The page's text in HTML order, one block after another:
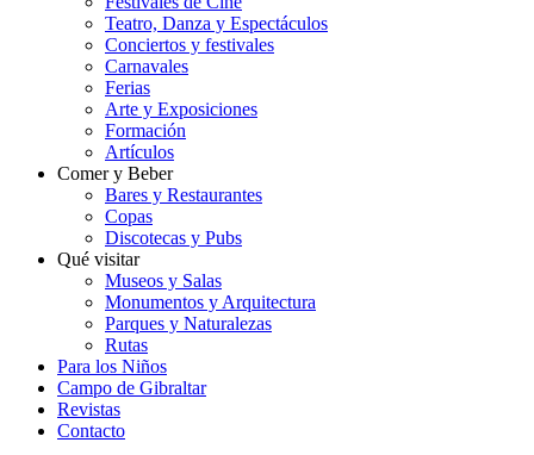
Teatro, Danza y Espectáculos
Conciertos y festivales
Carnavales
Ferias
Arte y Exposiciones
Formación
Artículos
Comer y Beber
Bares y Restaurantes
Copas
Discotecas y Pubs
Qué visitar
Museos y Salas
Monumentos y Arquitectura
Parques y Naturalezas
Rutas
Para los Niños
Campo de Gibraltar
Revistas
Contacto